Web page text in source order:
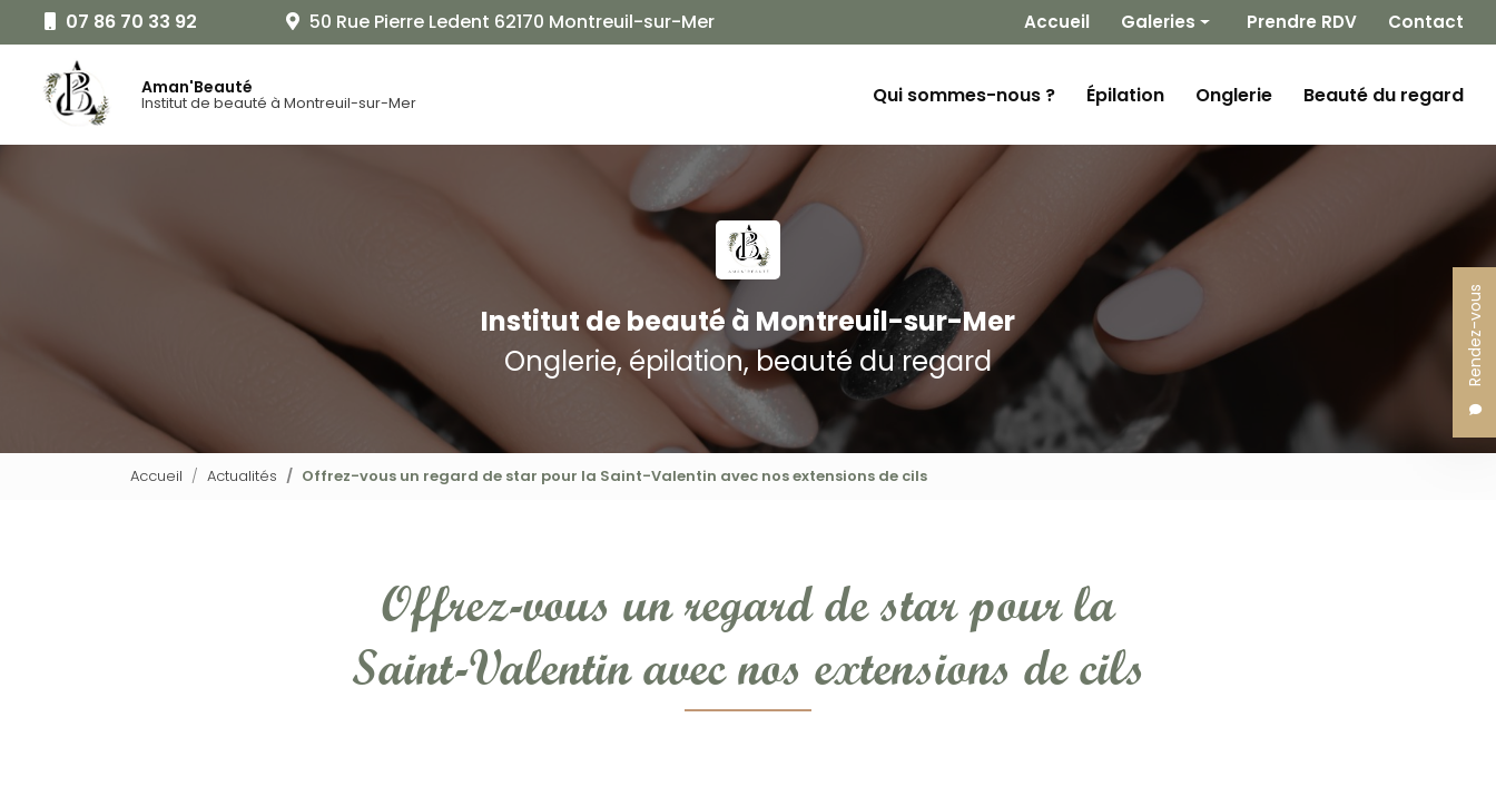
contenu
principal
07 86 70 33 92 50 Rue Pierre Ledent 62170 Montreuil-sur-Mer
Aman'Beauté
Institut de beauté à Montreuil-sur-Mer
Rendez-vous
Navigation secondaire
Accueil
Galeries
Onglerie
Beauté du regard
Prendre RDV Contact
Qui sommes-nous ?
Épilation Onglerie Beauté du regard
Institut de beauté à Montreuil-sur-Mer
Onglerie, épilation, beauté du regard
Accueil Actualités Offrez-vous un regard de star pour la Saint-Valentin avec nos extensions de cils
Offrez-vous un regard de star pour la
Saint-Valentin avec nos extensions de cils